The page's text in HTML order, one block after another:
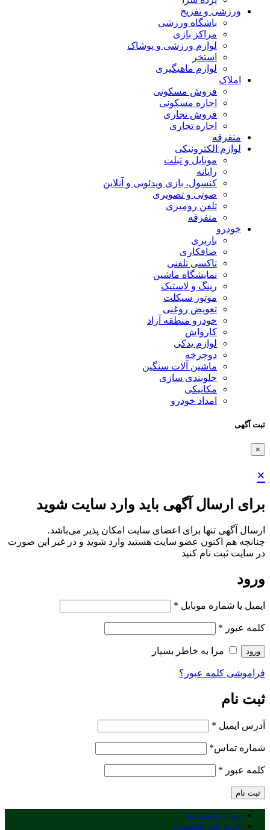
ورزشی و تفریح
باشگاه ورزشی
مراکز بازی
لوازم ورزشی و پوشاک
استخر
لوازم ماهیگیری
املاک
فروش مسکونی
اجاره مسکونی
فروش تجاری
اجاره تجاری
متفرقه
لوازم الکترونیکی
موبایل و تبلت
رایانه
کنسول، بازی‌ ویدئویی و آنلاین
صوتی و تصویری
تلفن رومیزی
متفرقه
خودرو
باربری
صافکاری
تاکسی تلفنی
نمایشگاه ماشین
رینگ و لاستیک
موتور سیکلت
تعویض روغنی
خودرو منطقه آزاد
کارواش
لوازم یدکی
دوچرخه
ماشین آلات سنگین
جلوبندی سازی
مکانیکی
امداد خودرو
ثبت آگهی
×
×
برای ارسال آگهی باید وارد سایت شوید
ارسال آگهی تنها برای اعضای سایت امکان پذیر می‌باشد.
چنانچه هم‌ اکنون عضو سایت هستید وارد شوید و در غیر این صورت
در سایت ثبت نام کنید
ورود
ایمیل یا شماره موبایل *
کلمه عبور *
ورود مرا به خاطر بسپار
فراموشی کلمه عبور؟
ثبت نام
آدرس ایمیل *
شماره تماس*
کلمه عبور *
ثبت نام
ورود / ثبت نام
خرید پلن عضویت